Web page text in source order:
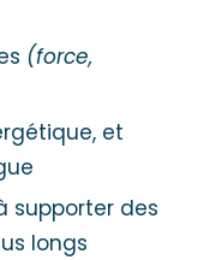
(force,
et
supporter des
longs